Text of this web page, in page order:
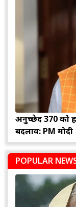
अनुच्छेद 370 को
बदलाव: PM मोदी
POPULAR